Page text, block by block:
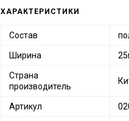
ХАРАКТЕРИСТИКИ
Состав
Ширина
Страна
производитель
Артикул